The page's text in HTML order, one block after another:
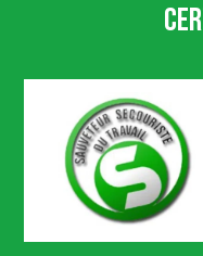
SST